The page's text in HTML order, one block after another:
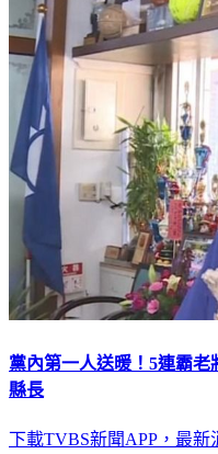
黨內第一人送暖！5連霸老